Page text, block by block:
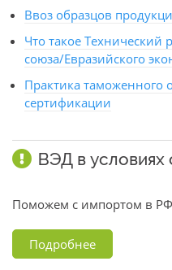
Ввоз образцов
Что такое Технический
союза/Евразийского
Практика таможенного
сертификации
ВЭД в условиях
Поможем с импортом в
Подробнее